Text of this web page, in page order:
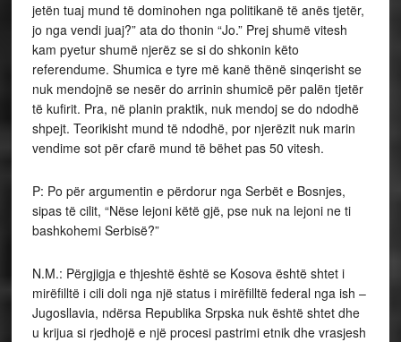
jetën tuaj mund të dominohen nga politikanë të anës tjetër,
jo nga vendi juaj?” ata do thonin “Jo.” Prej shumë vitesh
kam pyetur shumë njerëz se si do shkonin këto
referendume. Shumica e tyre më kanë thënë sinqerisht se
nuk mendojnë se nesër do arrinin shumicë për palën tjetër
të kufirit. Pra, në planin praktik, nuk mendoj se do ndodhë
shpejt. Teorikisht mund të ndodhë, por njerëzit nuk marin
vendime sot për cfarë mund të bëhet pas 50 vitesh.
P: Po për argumentin e përdorur nga Serbët e Bosnjes,
sipas të cilit, “Nëse lejoni këtë gjë, pse nuk na lejoni ne ti
bashkohemi Serbisë?”
N.M.: Përgjigja e thjeshtë është se Kosova është shtet i
mirëfilltë i cili doli nga një status i mirëfilltë federal nga ish –
Jugosllavia, ndërsa Republika Srpska nuk është shtet dhe
u krijua si rjedhojë e një procesi pastrimi etnik dhe vrasjesh